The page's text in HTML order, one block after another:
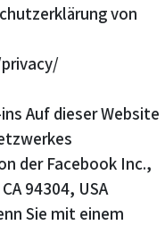
von
Auf dieser Website
der Facebook Inc.,
94304, USA
Sie mit einem